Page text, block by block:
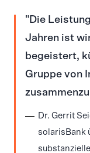
Die
Jahren ist
begeistert,
Gruppe von
Dr. Gerrit
solarisBank